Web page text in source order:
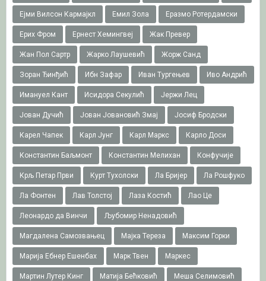
Ејми Вилсон Кармајкл Емил Зола Еразмо Ротердамски
Ерих Фром Ернест Хемингвеј Жак Превер
Жан Пол Сартр Жарко Лаушевић Жорж Санд
Зоран Ђинђић Ибн Зафар Иван Тургењев Иво Андрић
Имануел Кант Исидора Секулић Јержи Лец
Јован Дучић Јован Јовановић Змај Јосиф Бродски
Карел Чапек Карл Јунг Карл Маркс Карло Доси
Константин Баљмонт Константин Мелихан Конфучије
Крљ Петар Први Курт Тухолски Ла Бријер Ла Рошфуко
Ла Фонтен Лав Толстој Лаза Костић Лао Це
Леонардо да Винчи Љубомир Ненадовић
Магдалена Самозвањец Мајка Тереза Максим Горки
Марија Ебнер Ешенбах Марк Твен Маркес
Мартин Лутер Кинг Матија Бећковић Меша Селимовић